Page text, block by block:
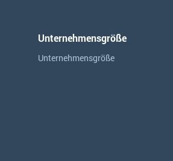
Unternehmensgröße
Unternehmensgröße